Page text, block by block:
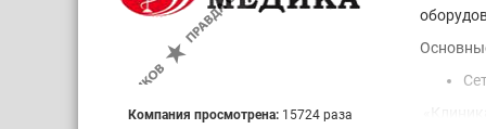
Компания просмотрена: 15724 раза